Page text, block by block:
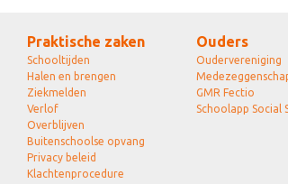
Praktische zaken
Schooltijden
Halen en brengen
Ziekmelden
Verlof
Overblijven
Buitenschoolse opvang
Privacy beleid
Klachtenprocedure
Ouders
Oudervereniging
GMR Fectio
Schoolapp Social